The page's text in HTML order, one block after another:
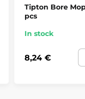
Tipton Bore
pcs
In stock
8,24 €